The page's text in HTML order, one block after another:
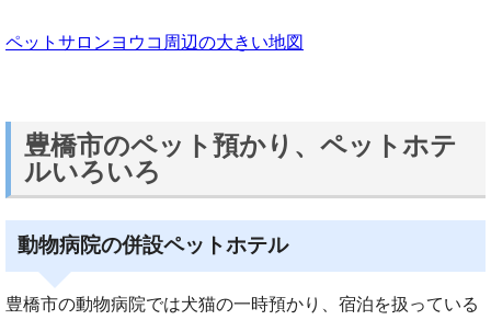
ペットサロンヨウコ周辺の大きい地図
豊橋市のペット預かり、ペットホテ
ルいろいろ
動物病院の併設ペットホテル
豊橋市の動物病院では犬猫の一時預かり、宿泊を扱っている